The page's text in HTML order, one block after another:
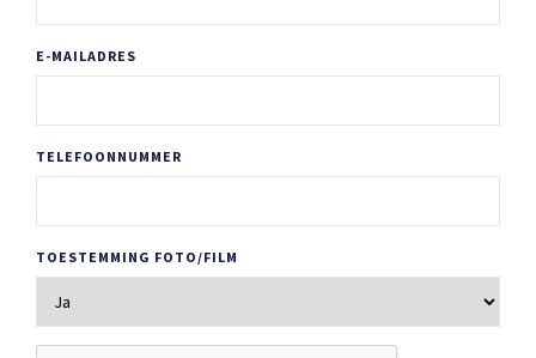
E-MAILADRES
TELEFOONNUMMER
TOESTEMMING FOTO/FILM